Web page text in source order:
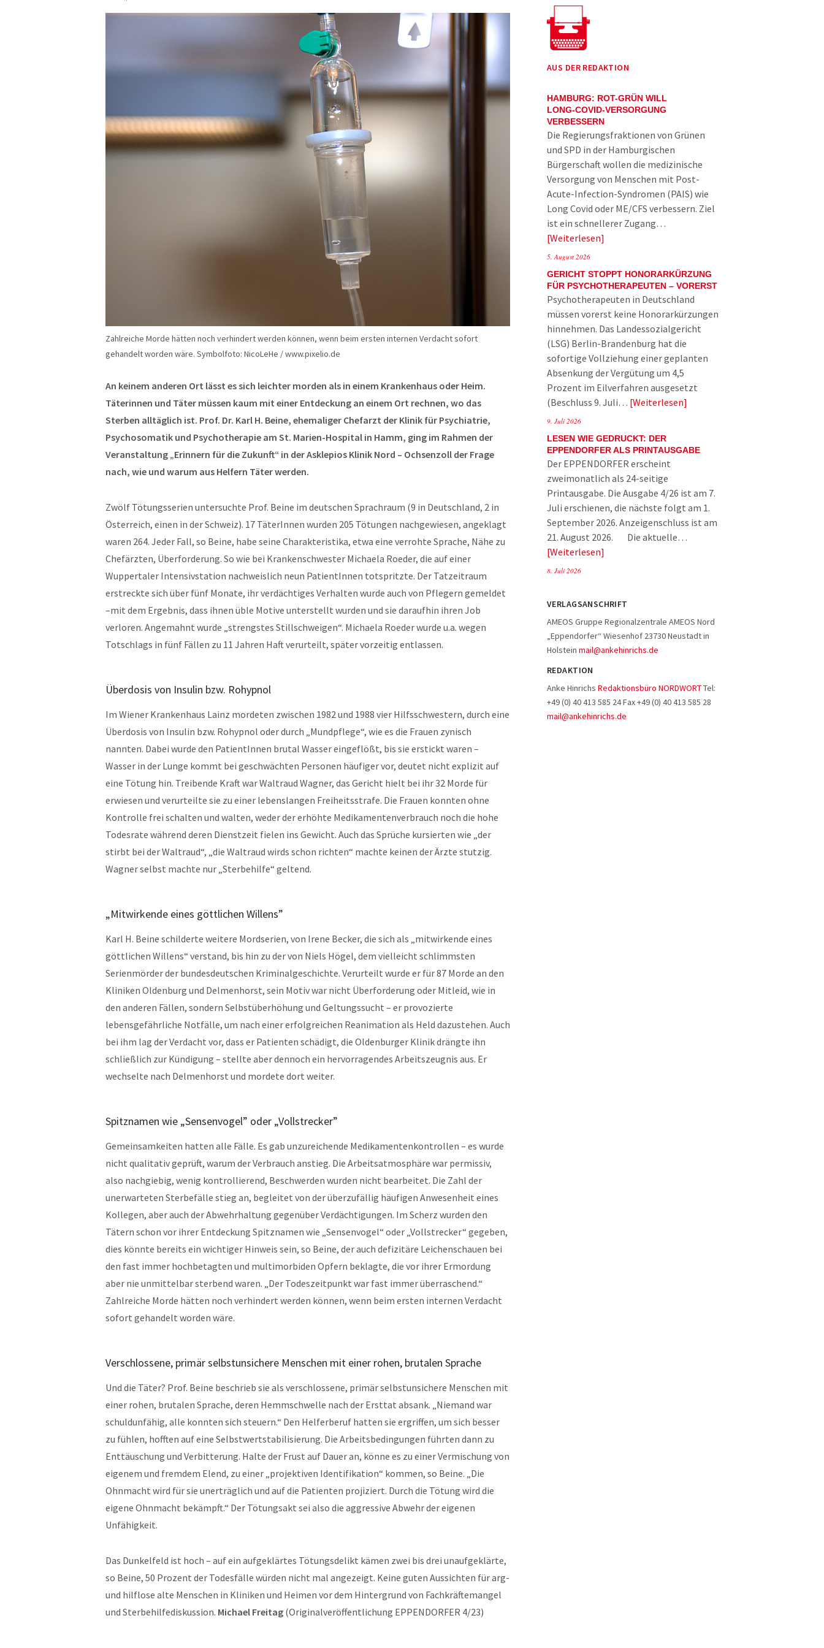
Zahlreiche Morde hätten noch verhindert werden können, wenn beim ersten internen Verdacht sofort
gehandelt worden wäre. Symbolfoto: NicoLeHe / www.pixelio.de
An keinem anderen Ort lässt es sich leichter morden als in einem Krankenhaus oder Heim.
Täterinnen und Täter müssen kaum mit einer Entdeckung an einem Ort rechnen, wo das
Sterben alltäglich ist. Prof. Dr. Karl H. Beine, ehemaliger Chefarzt der Klinik für Psychiatrie,
Psychosomatik und Psychotherapie am St. Marien-Hospital in Hamm, ging im Rahmen der
Veranstaltung „Erinnern für die Zukunft“ in der Asklepios Klinik Nord – Ochsenzoll der Frage
nach, wie und warum aus Helfern Täter werden.
Zwölf Tötungsserien untersuchte Prof. Beine im deutschen Sprachraum (9 in Deutschland, 2 in
Österreich, einen in der Schweiz). 17 TäterInnen wurden 205 Tötungen nachgewiesen, angeklagt
waren 264. Jeder Fall, so Beine, habe seine Charakteristika, etwa eine verrohte Sprache, Nähe zu
Chefärzten, Überforderung. So wie bei Krankenschwester Michaela Roeder, die auf einer
Wuppertaler Intensivstation nachweislich neun PatientInnen totspritzte. Der Tatzeitraum
erstreckte sich über fünf Monate, ihr verdächtiges Verhalten wurde auch von Pflegern gemeldet
–mit dem Ergebnis, dass ihnen üble Motive unterstellt wurden und sie daraufhin ihren Job
verloren. Angemahnt wurde „strengstes Stillschweigen“. Michaela Roeder wurde u.a. wegen
Totschlags in fünf Fällen zu 11 Jahren Haft verurteilt, später vorzeitig entlassen.
Überdosis von Insulin bzw. Rohypnol
Im Wiener Krankenhaus Lainz mordeten zwischen 1982 und 1988 vier Hilfsschwestern, durch eine
Überdosis von Insulin bzw. Rohypnol oder durch „Mundpflege“, wie es die Frauen zynisch
nannten. Dabei wurde den PatientInnen brutal Wasser eingeflößt, bis sie erstickt waren –
Wasser in der Lunge kommt bei geschwächten Personen häufiger vor, deutet nicht explizit auf
eine Tötung hin. Treibende Kraft war Waltraud Wagner, das Gericht hielt bei ihr 32 Morde für
erwiesen und verurteilte sie zu einer lebenslangen Freiheitsstrafe. Die Frauen konnten ohne
Kontrolle frei schalten und walten, weder der erhöhte Medikamentenverbrauch noch die hohe
Todesrate während deren Dienstzeit fielen ins Gewicht. Auch das Sprüche kursierten wie „der
stirbt bei der Waltraud“, „die Waltraud wirds schon richten“ machte keinen der Ärzte stutzig.
Wagner selbst machte nur „Sterbehilfe“ geltend.
„Mitwirkende eines göttlichen Willens”
Karl H. Beine schilderte weitere Mordserien, von Irene Becker, die sich als „mitwirkende eines
göttlichen Willens“ verstand, bis hin zu der von Niels Högel, dem vielleicht schlimmsten
Serienmörder der bundesdeutschen Kriminalgeschichte. Verurteilt wurde er für 87 Morde an den
Kliniken Oldenburg und Delmenhorst, sein Motiv war nicht Überforderung oder Mitleid, wie in
den anderen Fällen, sondern Selbstüberhöhung und Geltungssucht – er provozierte
lebensgefährliche Notfälle, um nach einer erfolgreichen Reanimation als Held dazustehen. Auch
bei ihm lag der Verdacht vor, dass er Patienten schädigt, die Oldenburger Klinik drängte ihn
schließlich zur Kündigung – stellte aber dennoch ein hervorragendes Arbeitszeugnis aus. Er
wechselte nach Delmenhorst und mordete dort weiter.
Spitznamen wie „Sensenvogel” oder „Vollstrecker”
Gemeinsamkeiten hatten alle Fälle. Es gab unzureichende Medikamentenkontrollen – es wurde
nicht qualitativ geprüft, warum der Verbrauch anstieg. Die Arbeitsatmosphäre war permissiv,
also nachgiebig, wenig kontrollierend, Beschwerden wurden nicht bearbeitet. Die Zahl der
unerwarteten Sterbefälle stieg an, begleitet von der überzufällig häufigen Anwesenheit eines
Kollegen, aber auch der Abwehrhaltung gegenüber Verdächtigungen. Im Scherz wurden den
Tätern schon vor ihrer Entdeckung Spitznamen wie „Sensenvogel“ oder „Vollstrecker“ gegeben,
dies könnte bereits ein wichtiger Hinweis sein, so Beine, der auch defizitäre Leichenschauen bei
den fast immer hochbetagten und multimorbiden Opfern beklagte, die vor ihrer Ermordung
aber nie unmittelbar sterbend waren. „Der Todeszeitpunkt war fast immer überraschend.“
Zahlreiche Morde hätten noch verhindert werden können, wenn beim ersten internen Verdacht
sofort gehandelt worden wäre.
Verschlossene, primär selbstunsichere Menschen mit einer rohen, brutalen Sprache
Und die Täter? Prof. Beine beschrieb sie als verschlossene, primär selbstunsichere Menschen mit
einer rohen, brutalen Sprache, deren Hemmschwelle nach der Ersttat absank. „Niemand war
schuldunfähig, alle konnten sich steuern.“ Den Helferberuf hatten sie ergriffen, um sich besser
zu fühlen, hofften auf eine Selbstwertstabilisierung. Die Arbeitsbedingungen führten dann zu
Enttäuschung und Verbitterung. Halte der Frust auf Dauer an, könne es zu einer Vermischung von
eigenem und fremdem Elend, zu einer „projektiven Identifikation“ kommen, so Beine. „Die
Ohnmacht wird für sie unerträglich und auf die Patienten projiziert. Durch die Tötung wird die
eigene Ohnmacht bekämpft.“ Der Tötungsakt sei also die aggressive Abwehr der eigenen
Unfähigkeit.
Das Dunkelfeld ist hoch – auf ein aufgeklärtes Tötungsdelikt kämen zwei bis drei unaufgeklärte,
so Beine, 50 Prozent der Todesfälle würden nicht mal angezeigt. Keine guten Aussichten für arg-
und hilflose alte Menschen in Kliniken und Heimen vor dem Hintergrund von Fachkräftemangel
und Sterbehilfediskussion. Michael Freitag (Originalveröffentlichung EPPENDORFER 4/23)
AUS DER REDAKTION
HAMBURG: ROT-GRÜN WILL
LONG-COVID-VERSORGUNG
VERBESSERN
Die Regierungsfraktionen von Grünen
und SPD in der Hamburgischen
Bürgerschaft wollen die medizinische
Versorgung von Menschen mit Post-
Acute-Infection-Syndromen (PAIS) wie
Long Covid oder ME/CFS verbessern. Ziel
ist ein schnellerer Zugang…
Weiterlesen
5. August 2026
GERICHT STOPPT HONORARKÜRZUNG
FÜR PSYCHOTHERAPEUTEN – VORERST
Psychotherapeuten in Deutschland
müssen vorerst keine Honorarkürzungen
hinnehmen. Das Landessozialgericht
(LSG) Berlin-Brandenburg hat die
sofortige Vollziehung einer geplanten
Absenkung der Vergütung um 4,5
Prozent im Eilverfahren ausgesetzt
(Beschluss 9. Juli… Weiterlesen
9. Juli 2026
LESEN WIE GEDRUCKT: DER
EPPENDORFER ALS PRINTAUSGABE
Der EPPENDORFER erscheint
zweimonatlich als 24-seitige
Printausgabe. Die Ausgabe 4/26 ist am 7.
Juli erschienen, die nächste folgt am 1.
September 2026. Anzeigenschluss ist am
21. August 2026. Die aktuelle…
Weiterlesen
8. Juli 2026
VERLAGSANSCHRIFT
AMEOS Gruppe Regionalzentrale AMEOS Nord
„Eppendorfer“ Wiesenhof 23730 Neustadt in
Holstein mail@ankehinrichs.de
REDAKTION
Anke Hinrichs Redaktionsbüro NORDWORTTel:
+49 (0) 40 413 585 24 Fax +49 (0) 40 413 585 28
mail@ankehinrichs.de